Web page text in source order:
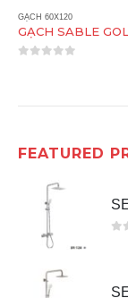
GẠCH 60X120
GẠCH SABLE
FEATURED